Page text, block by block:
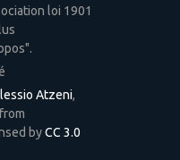
loi 1901
Atzeni,
from
byCC 3.0